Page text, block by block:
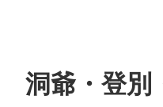
洞爺・登別